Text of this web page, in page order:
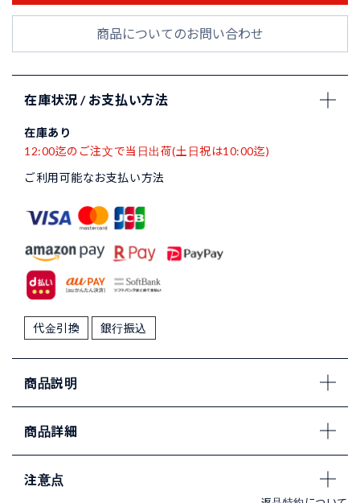
商品についてのお問い合わせ
在庫状況 / お支払い方法
在庫あり
12:00迄のご注文で当日出荷(土日祝は10:00迄)
ご利用可能なお支払い方法
代金引換 銀行振込
商品説明
商品詳細
注意点